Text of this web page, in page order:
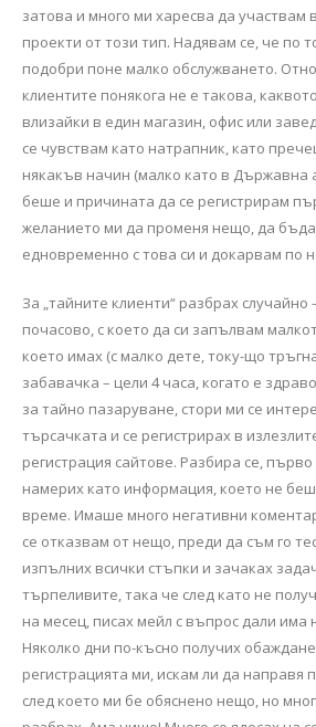
затова и много ми харесва да участвам
проекти от този тип. Надявам се, че по
подобри поне малко обслужването.
клиентите понякога не е такова,
влизайки в един магазин, офис или
се чувствам като натрапник, като
някакъв начин (малко като в Държавна
беше и причината да се регистрирам
желанието ми да променя нещо, да бъда
едновременно с това си и докарвам по
За „тайните клиенти“ разбрах
почасово, с което да си запълвам
което имах (с малко дете, току-що
забавачка – цели 4 часа, когато е
за тайно пазаруване, стори ми се
търсачката и се регистрирах в
регистрация сайтове. Разбира се,
намерих като информация, което не
време. Имаше много негативни
се отказвам от нещо, преди да съм го
изпълних всички стъпки и зачаках
търпеливите, така че след като не
на месец, писах мейл с въпрос дали има
Няколко дни по-късно получих
регистрацията ми, искам ли да направя
след което ми бе обяснено нещо, но